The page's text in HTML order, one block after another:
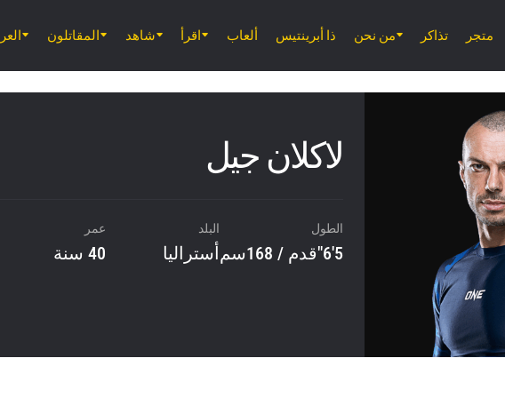
المقاتلون شاهد اقرأ ألعاب ذا أبرينتيس من نحن تذاكر متجر
لاكلان جيل
الطول
5'6"قدم / 168سم
البلد
أستراليا
عمر
40 سنة